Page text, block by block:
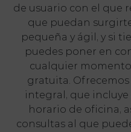
de usuario con el que
que puedan
pequeña y ágil, y si
puedes poner en
cualquier
gratuita.
integral, que
horario de oficina,
consultas al que